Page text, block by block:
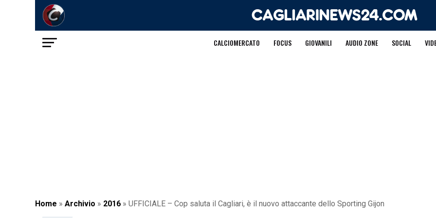
CALCIOMERCATO FOCUS GIOVANILI AUDIO ZONE SOCIAL
Home » Archivio » 2016 » UFFICIALE – Cop saluta il Cagliari, è il nuovo attaccante dello Sporting Gijon